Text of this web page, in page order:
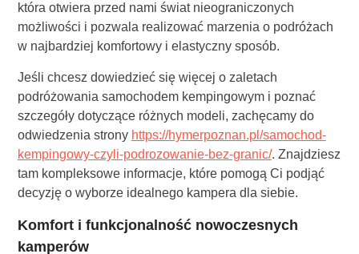
która otwiera przed nami świat nieograniczonych
możliwości i pozwala realizować marzenia o podróżach
w najbardziej komfortowy i elastyczny sposób.
Jeśli chcesz dowiedzieć się więcej o zaletach
podróżowania samochodem kempingowym i poznać
szczegóły dotyczące różnych modeli, zachęcamy do
odwiedzenia strony https://hymerpoznan.pl/samochod-
kempingowy-czyli-podrozowanie-bez-granic/. Znajdziesz
tam kompleksowe informacje, które pomogą Ci podjąć
decyzję o wyborze idealnego kampera dla siebie.
Komfort i funkcjonalność nowoczesnych
kamperów